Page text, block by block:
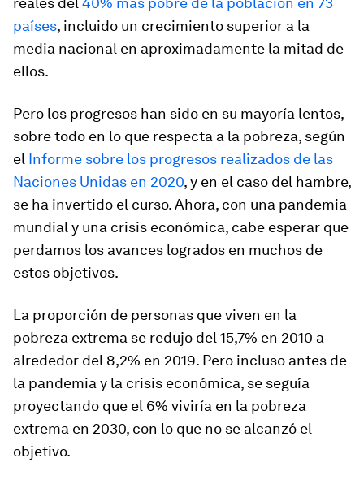
países, incluido un crecimiento superior a la
media nacional en aproximadamente la mitad de
ellos.
Pero los progresos han sido en su mayoría lentos,
sobre todo en lo que respecta a la pobreza, según
el Informe sobre los progresos realizados de las
Naciones Unidas en 2020, y en el caso del hambre,
se ha invertido el curso. Ahora, con una pandemia
mundial y una crisis económica, cabe esperar que
perdamos los avances logrados en muchos de
estos objetivos.
La proporción de personas que viven en la
pobreza extrema se redujo del 15,7% en 2010 a
alrededor del 8,2% en 2019. Pero incluso antes de
la pandemia y la crisis económica, se seguía
proyectando que el 6% viviría en la pobreza
extrema en 2030, con lo que no se alcanzó el
objetivo.